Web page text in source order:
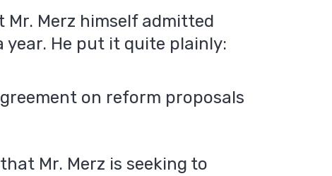
Mr. Merz himself admitted
He put it quite plainly:
on reform proposals
Mr. Merz is seeking to